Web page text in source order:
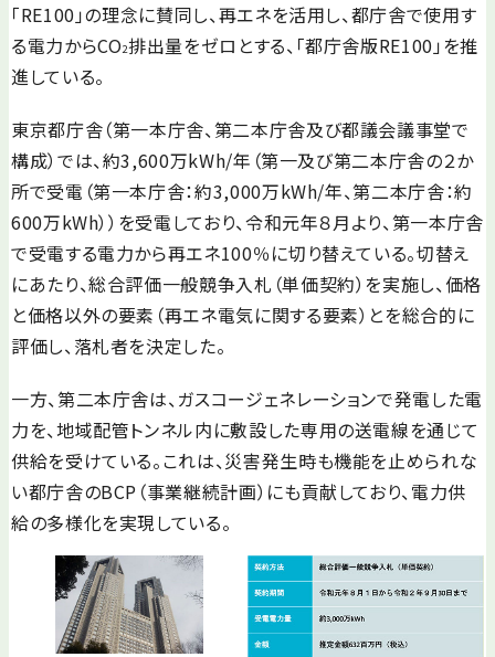
「RE100」の理念に賛同し、再エネを活用し、都庁舎で使用す
る電力からCO2排出量をゼロとする、「都庁舎版RE100」を推
進している。
東京都庁舎（第一本庁舎、第二本庁舎及び都議会議事堂で
構成）では、約3,600万kWh/年（第一及び第二本庁舎の２か
所で受電（第一本庁舎：約3,000万kWh/年、第二本庁舎：約
600万kWh））を受電しており、令和元年８月より、第一本庁舎
で受電する電力から再エネ100％に切り替えている。切替え
にあたり、総合評価一般競争入札（単価契約）を実施し、価格
と価格以外の要素（再エネ電気に関する要素）とを総合的に
評価し、落札者を決定した。
一方、第二本庁舎は、ガスコージェネレーションで発電した電
力を、地域配管トンネル内に敷設した専用の送電線を通じて
供給を受けている。これは、災害発生時も機能を止められな
い都庁舎のBCP（事業継続計画）にも貢献しており、電力供
給の多様化を実現している。